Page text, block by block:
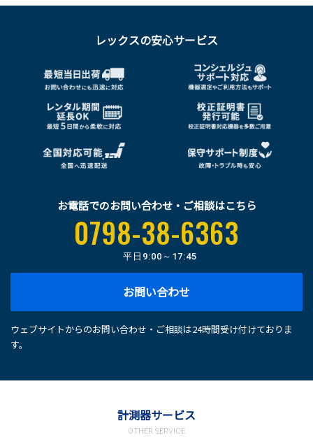
レックスの安心サービス
お電話でのお問い合わせ・ご相談はこちら
0798-38-6363
平日 9:00～17:45
お問い合わせ
ウェブサイトからのお問い合わせ・ご相談は24時間受け付けておりま
す。
計測器サービス
OTHER SERVICE